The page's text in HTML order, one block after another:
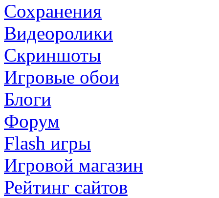
Сохранения
Видеоролики
Скриншоты
Игровые обои
Блоги
Форум
Flash игры
Игровой магазин
Рейтинг сайтов